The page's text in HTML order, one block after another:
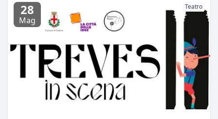
28
Mag
Teatro